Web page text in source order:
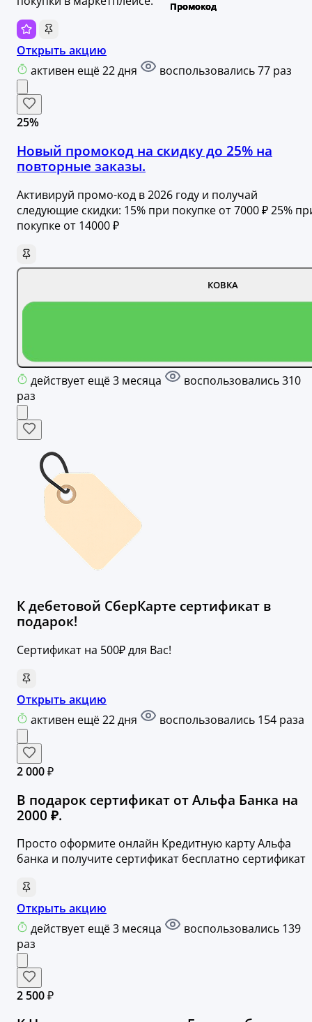
Открыть акцию
активен ещё 22 дня
воспользовались 77 раз
25%
Новый промокод на скидку до 25% на
повторные заказы.
Активируй промо-код в 2026 году и получай
следующие скидки: 15% при покупке от 7000 ₽ 25%
покупке от 14000 ₽
КОВКА
действует ещё 3 месяца
воспользовались 310
раз
К дебетовой СберКарте сертификат в
подарок!
Сертификат на 500₽ для Вас!
Открыть акцию
активен ещё 22 дня
воспользовались 154 раза
2 000 ₽
В подарок сертификат от Альфа Банка на
2000 ₽.
Просто оформите онлайн Кредитную карту Альфа
банка и получите сертификат бесплатно сертификат
Открыть акцию
действует ещё 3 месяца
воспользовались 139
раз
2 500 ₽